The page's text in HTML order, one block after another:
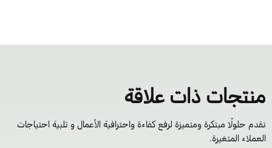
ذات علاقة
حلولًا مبتكرة ومتميزة لرفع كفاءة واحترافية الأعمال و تلبية احتياجات
المتغيرة.